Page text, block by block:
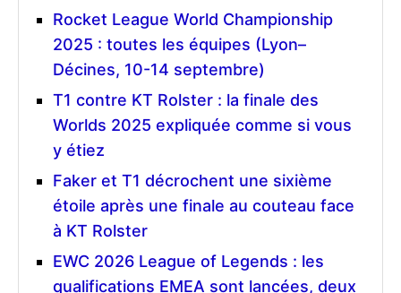
Rocket League World Championship
2025 : toutes les équipes (Lyon–
Décines, 10-14 septembre)
T1 contre KT Rolster : la finale des
Worlds 2025 expliquée comme si vous
y étiez
Faker et T1 décrochent une sixième
étoile après une finale au couteau face
à KT Rolster
EWC 2026 League of Legends : les
qualifications EMEA sont lancées, deux